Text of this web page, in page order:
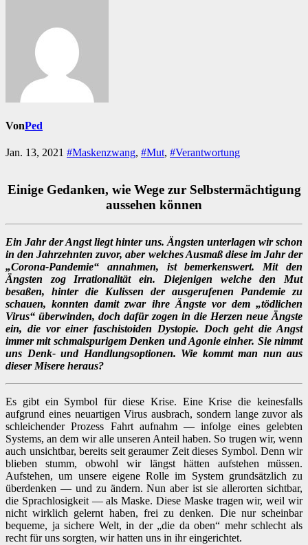
VonPed
Jan. 13, 2021 #Maskenzwang, #Mut, #Verantwortung
Einige Gedanken, wie Wege zur Selbstermächtigung
aussehen können
Ein Jahr der Angst liegt hinter uns. Ängsten unterlagen wir schon
in den Jahrzehnten zuvor, aber welches Ausmaß diese im Jahr der
„Corona-Pandemie“ annahmen, ist bemerkenswert. Mit den
Ängsten zog Irrationalität ein. Diejenigen welche den Mut
besaßen, hinter die Kulissen der ausgerufenen Pandemie zu
schauen, konnten damit zwar ihre Ängste vor dem „tödlichen
Virus“ überwinden, doch dafür zogen in die Herzen neue Ängste
ein, die vor einer faschistoiden Dystopie. Doch geht die Angst
immer mit schmalspurigem Denken und Agonie einher. Sie nimmt
uns Denk- und Handlungsoptionen. Wie kommt man nun aus
dieser Misere heraus?
Es gibt ein Symbol für diese Krise. Eine Krise die keinesfalls
aufgrund eines neuartigen Virus ausbrach, sondern lange zuvor als
schleichender Prozess Fahrt aufnahm — infolge eines gelebten
Systems, an dem wir alle unseren Anteil haben. So trugen wir, wenn
auch unsichtbar, bereits seit geraumer Zeit dieses Symbol. Denn wir
blieben stumm, obwohl wir längst hätten aufstehen müssen.
Aufstehen, um unsere eigene Rolle im System grundsätzlich zu
überdenken — und zu ändern. Nun aber ist sie allerorten sichtbar,
die Sprachlosigkeit — als Maske. Diese Maske tragen wir, weil wir
nicht wirklich gelernt haben, frei zu denken. Die nur scheinbar
bequeme, ja sichere Welt, in der „die da oben“ mehr schlecht als
recht für uns sorgten, wir hatten uns in ihr eingerichtet.